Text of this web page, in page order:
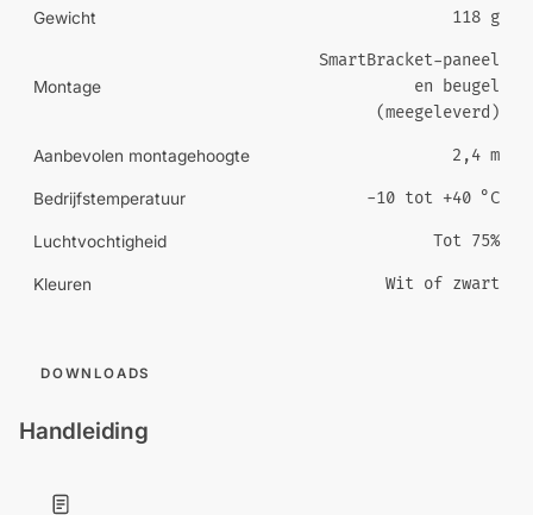
Gewicht 118 g
Montage
SmartBracket-paneel
en beugel
(meegeleverd)
Aanbevolen montagehoogte 2,4 m
Bedrijfstemperatuur -10 tot +40 °C
Luchtvochtigheid Tot 75%
Kleuren Wit of zwart
DOWNLOADS
Handleiding